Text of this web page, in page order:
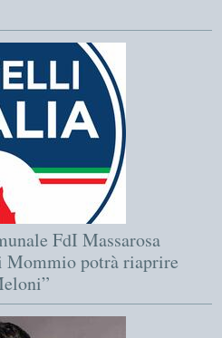
FdI Massarosa
Mommio potrà riaprire